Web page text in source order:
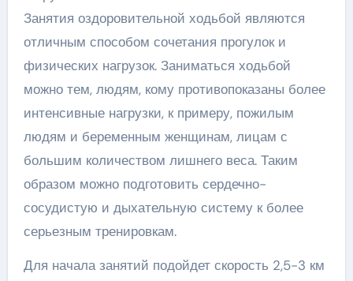
Занятия оздоровительной ходьбой являются
отличным способом сочетания прогулок и
физических нагрузок. Заниматься ходьбой
можно тем, людям, кому противопоказаны более
интенсивные нагрузки, к примеру, пожилым
людям и беременным женщинам, лицам с
большим количеством лишнего веса. Таким
образом можно подготовить сердечно-
сосудистую и дыхательную систему к более
серьезным тренировкам.
Для начала занятий подойдет скорость 2,5-3 км